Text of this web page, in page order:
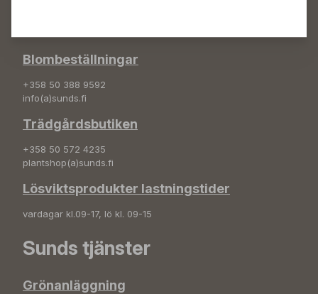
Blombeställningar
+358 50 388 9592
info(a)sunds.fi
Trädgårdsbutiken
+358 50 572 4235
plantshop(a)sunds.fi
Lösviktsprodukter lastningstider
vardagar kl.09-17, lö kl. 09-15
Sunds tjänster
Grönanläggning